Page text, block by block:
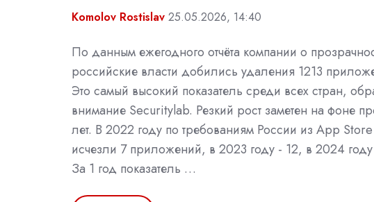
Komolov Rostislav 25.05.2026, 14:40
По данным ежегодного отчёта компании о
российские власти добились удаления 1213
Это самый высокий показатель среди всех стран,
внимание Securitylab. Резкий рост заметен на фоне
лет. В 2022 году по требованиям России из App Store
исчезли 7 приложений, в 2023 году - 12, в 2024 году
За 1 год показатель …